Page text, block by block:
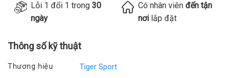
Lỗi 1 đổi 1 trong 30
ngày
Có nhân viên đến tận
nơilắp đặt
Thông số kỹ thuật
Thương hiệu Tiger Sport